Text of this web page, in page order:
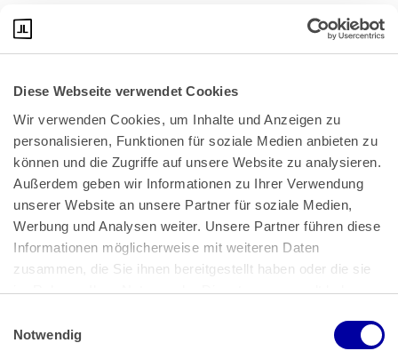
Diese Webseite verwendet Cookies
Wir verwenden Cookies, um Inhalte und Anzeigen zu
personalisieren, Funktionen für soziale Medien anbieten zu
können und die Zugriffe auf unsere Website zu analysieren.
Außerdem geben wir Informationen zu Ihrer Verwendung
unserer Website an unsere Partner für soziale Medien,
Werbung und Analysen weiter. Unsere Partner führen diese
Informationen möglicherweise mit weiteren Daten
zusammen, die Sie ihnen bereitgestellt haben oder die sie
im Rahmen Ihrer Nutzung der Dienste gesammelt haben.
Impressum
Notwendig
Bundeskanzlerplatz 2
53113 Bonn
Pressemitteilungen|AGB
Impressum|Datenschutz